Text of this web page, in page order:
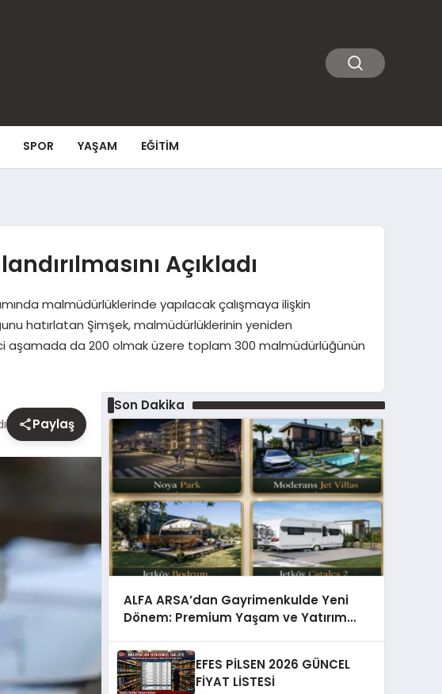
SPOR YAŞAM EĞITIM
Açıkladı
malmüdürlüklerinde yapılacak çalışmaya ilişkin
hatırlatan Şimşek, malmüdürlüklerinin yeniden
aşamada da 200 olmak üzere toplam 300 malmüdürlüğünün
Paylaş
Son Dakika
ALFA ARSA’dan Gayrimenkulde Yeni
Dönem: Premium Yaşam ve Yatırım
EFES PİLSEN 2026 GÜNCEL
FİYAT LİSTESİ